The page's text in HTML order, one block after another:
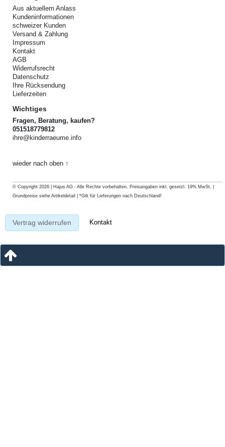
Aus aktuellem Anlass
Kundeninformationen
schweizer Kunden
Versand & Zahlung
Impressum
Kontakt
AGB
Widerrufsrecht
Datenschutz
Ihre Rücksendung
Lieferzeiten
Wichtiges
Fragen, Beratung, kaufen?
051518779812
ihre@kinderraeume.info
wieder nach oben ↑
© Copyright 2026 | Hajus AG - Alle Rechte vorbehalten. Preisangaben inkl. gesetzl. 19% MwSt. |
Grundpreise siehe Artikeldetail | *Gilt für Lieferungen nach Deutschland!
Vertrag widerrufen Kontakt